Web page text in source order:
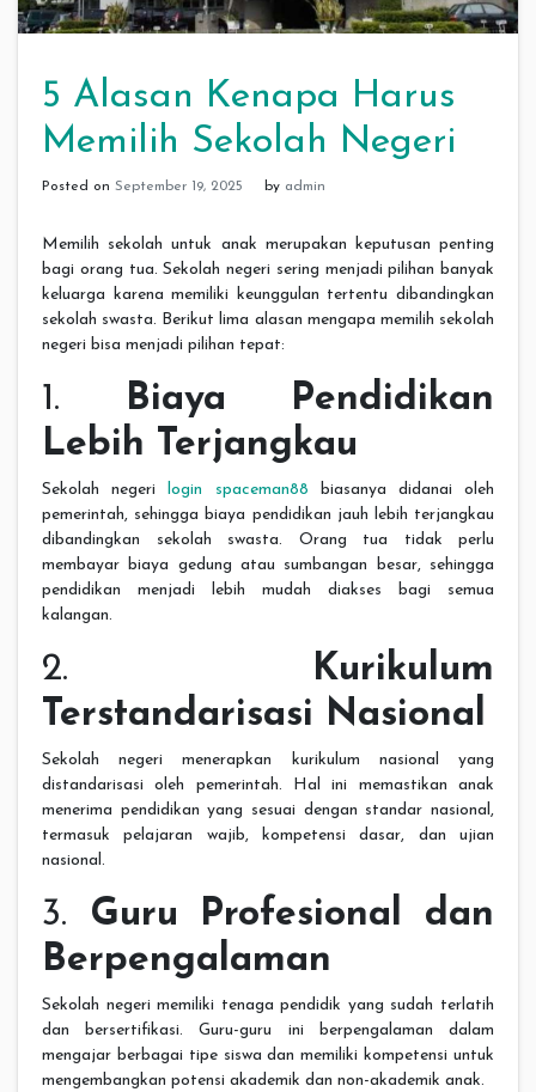
5 Alasan Kenapa Harus
Memilih Sekolah Negeri
Posted on September 19, 2025 by admin
Memilih sekolah untuk anak merupakan keputusan penting
bagi orang tua. Sekolah negeri sering menjadi pilihan banyak
keluarga karena memiliki keunggulan tertentu dibandingkan
sekolah swasta. Berikut lima alasan mengapa memilih sekolah
negeri bisa menjadi pilihan tepat:
1.
Biaya Pendidikan
Lebih Terjangkau
Sekolah negeri login spaceman88 biasanya didanai oleh
pemerintah, sehingga biaya pendidikan jauh lebih terjangkau
dibandingkan sekolah swasta. Orang tua tidak perlu
membayar biaya gedung atau sumbangan besar, sehingga
pendidikan menjadi lebih mudah diakses bagi semua
kalangan.
2. Kurikulum
Terstandarisasi Nasional
Sekolah negeri menerapkan kurikulum nasional yang
distandarisasi oleh pemerintah. Hal ini memastikan anak
menerima pendidikan yang sesuai dengan standar nasional,
termasuk pelajaran wajib, kompetensi dasar, dan ujian
nasional.
3. Guru Profesional dan
Berpengalaman
Sekolah negeri memiliki tenaga pendidik yang sudah terlatih
dan bersertifikasi. Guru-guru ini berpengalaman dalam
mengajar berbagai tipe siswa dan memiliki kompetensi untuk
mengembangkan potensi akademik dan non-akademik anak.